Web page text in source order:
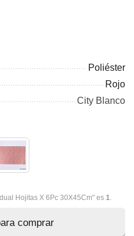
Poliéster
Rojo
City Blanco
Hojitas X 6Pc 30X45Cm" es 1.
comprar